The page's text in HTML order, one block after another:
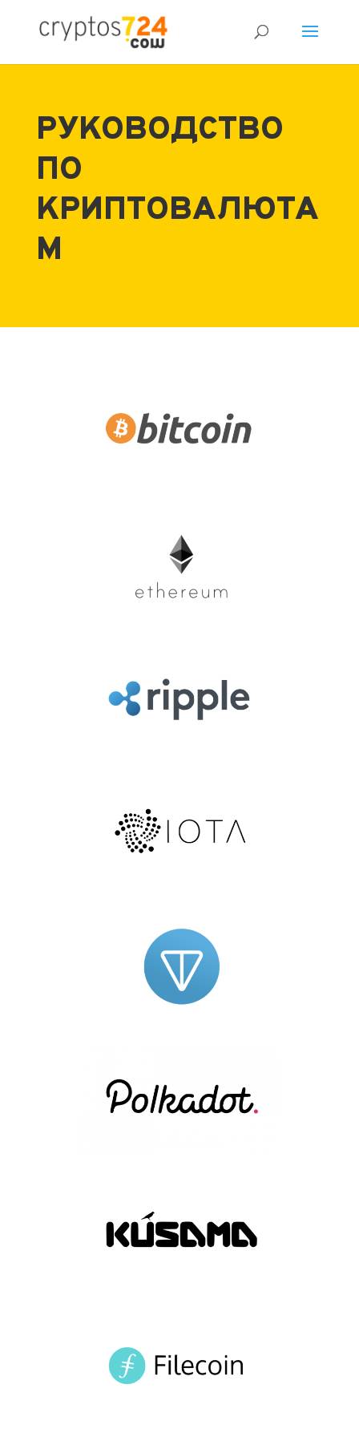
РУКОВОДСТВО
ПО
КРИПТОВАЛЮТА
М